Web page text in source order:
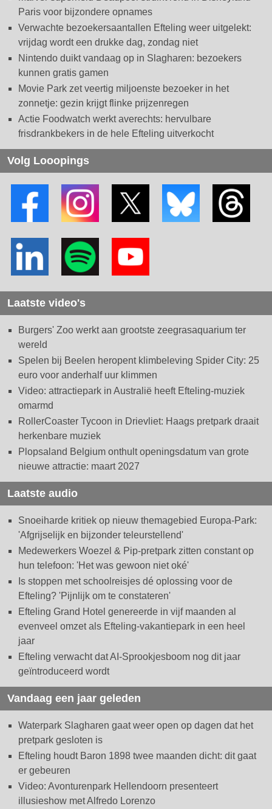
Paris voor bijzondere opnames
Verwachte bezoekersaantallen Efteling weer uitgelekt:
vrijdag wordt een drukke dag, zondag niet
Nintendo duikt vandaag op in Slagharen: bezoekers
kunnen gratis gamen
Movie Park zet veertig miljoenste bezoeker in het
zonnetje: gezin krijgt flinke prijzenregen
Actie Foodwatch werkt averechts: hervulbare
frisdrankbekers in de hele Efteling uitverkocht
Volg Looopings
Laatste video's
Burgers' Zoo werkt aan grootste zeegrasaquarium ter
wereld
Spelen bij Beelen heropent klimbeleving Spider City: 25
euro voor anderhalf uur klimmen
Video: attractiepark in Australië heeft Efteling-muziek
omarmd
RollerCoaster Tycoon in Drievliet: Haags pretpark draait
herkenbare muziek
Plopsaland Belgium onthult openingsdatum van grote
nieuwe attractie: maart 2027
Laatste audio
Snoeiharde kritiek op nieuw themagebied Europa-Park:
'Afgrijselijk en bijzonder teleurstellend'
Medewerkers Woezel & Pip-pretpark zitten constant op
hun telefoon: 'Het was gewoon niet oké'
Is stoppen met schoolreisjes dé oplossing voor de
Efteling? 'Pijnlijk om te constateren'
Efteling Grand Hotel genereerde in vijf maanden al
evenveel omzet als Efteling-vakantiepark in een heel
jaar
Efteling verwacht dat AI-Sprookjesboom nog dit jaar
geïntroduceerd wordt
Vandaag een jaar geleden
Waterpark Slagharen gaat weer open op dagen dat het
pretpark gesloten is
Efteling houdt Baron 1898 twee maanden dicht: dit gaat
er gebeuren
Video: Avonturenpark Hellendoorn presenteert
illusieshow met Alfredo Lorenzo